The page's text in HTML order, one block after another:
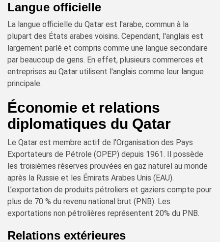
Langue officielle
La langue officielle du Qatar est l'arabe, commun à la
plupart des États arabes voisins. Cependant, l'anglais est
largement parlé et compris comme une langue secondaire
par beaucoup de gens. En effet, plusieurs commerces et
entreprises au Qatar utilisent l'anglais comme leur langue
principale.
Économie et relations
diplomatiques du Qatar
Le Qatar est membre actif de l'Organisation des Pays
Exportateurs de Pétrole (OPEP) depuis 1961. Il possède
les troisièmes réserves prouvées en gaz naturel au monde
après la Russie et les Émirats Arabes Unis (EAU).
L’exportation de produits pétroliers et gaziers compte pour
plus de 70 % du revenu national brut (PNB). Les
exportations non pétrolières représentent 20% du PNB.
Relations extérieures